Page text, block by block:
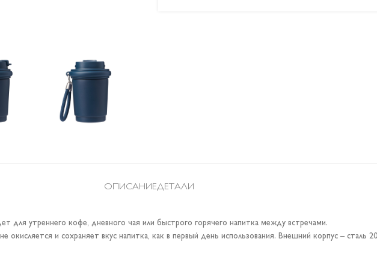
ОПИСАНИЕДЕТАЛИ
для утреннего кофе, дневного чая или быстрого горячего напитка между встречами.
окисляется и сохраняет вкус напитка, как в первый день использования. Внешний корпус –